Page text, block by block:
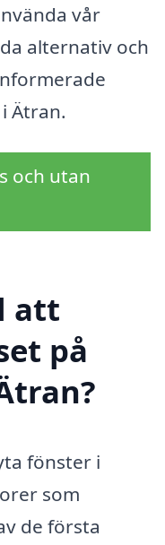
vår
alternativ och
Ätran.
och utan
att
på
fönster i
som
de första